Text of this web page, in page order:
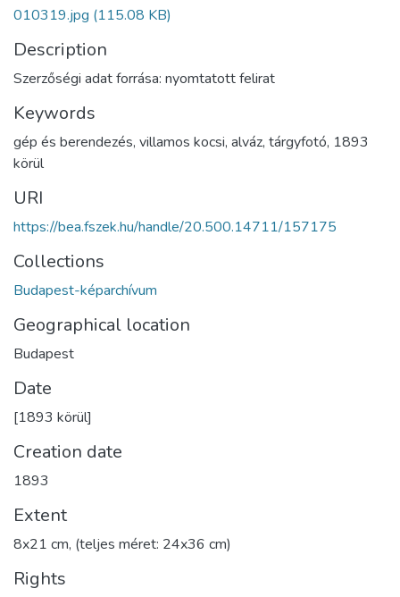
010319.jpg (115.08 KB)
Description
Szerzőségi adat forrása: nyomtatott felirat
Keywords
gép és berendezés, villamos kocsi, alváz, tárgyfotó, 1893
körül
URI
https://bea.fszek.hu/handle/20.500.14711/157175
Collections
Budapest-képarchívum
Geographical location
Budapest
Date
[1893 körül]
Creation date
1893
Extent
8x21 cm, (teljes méret: 24x36 cm)
Rights